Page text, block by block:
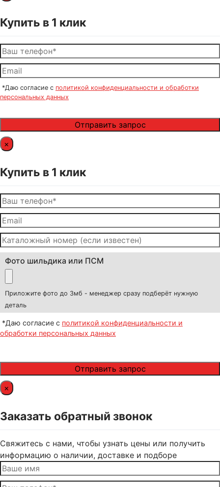
Купить в 1 клик
*Даю согласие с политикой конфиденциальности и обработки
персональных данных
×
Купить в 1 клик
Фото шильдика или ПСМ
Приложите фото до 3мб - менеджер сразу подберёт нужную
деталь
*Даю согласие с политикой конфиденциальности и
обработки персональных данных
×
Заказать обратный звонок
Свяжитесь с нами, чтобы узнать цены или получить
информацию о наличии, доставке и подборе